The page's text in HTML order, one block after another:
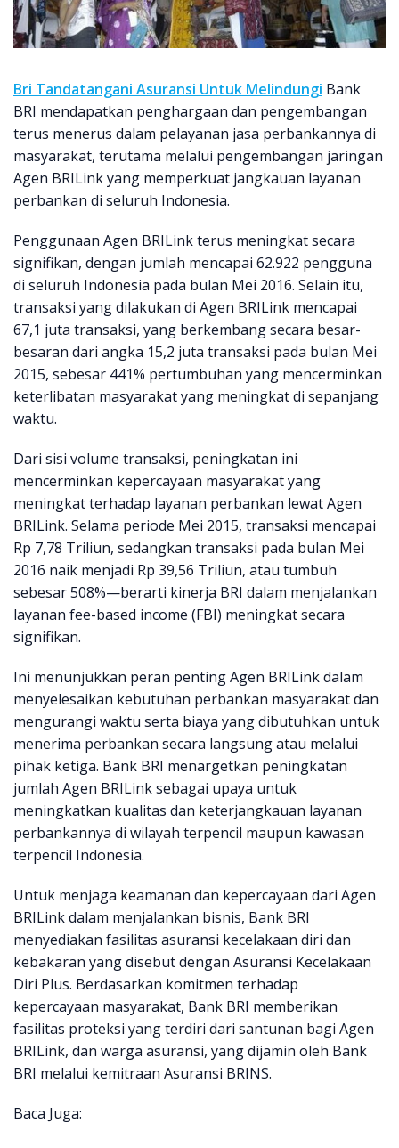
Bri Tandatangani Asuransi Untuk Melindungi Bank
BRI mendapatkan penghargaan dan pengembangan
terus menerus dalam pelayanan jasa perbankannya di
masyarakat, terutama melalui pengembangan jaringan
Agen BRILink yang memperkuat jangkauan layanan
perbankan di seluruh Indonesia.
Penggunaan Agen BRILink terus meningkat secara
signifikan, dengan jumlah mencapai 62.922 pengguna
di seluruh Indonesia pada bulan Mei 2016. Selain itu,
transaksi yang dilakukan di Agen BRILink mencapai
67,1 juta transaksi, yang berkembang secara besar-
besaran dari angka 15,2 juta transaksi pada bulan Mei
2015, sebesar 441% pertumbuhan yang mencerminkan
keterlibatan masyarakat yang meningkat di sepanjang
waktu.
Dari sisi volume transaksi, peningkatan ini
mencerminkan kepercayaan masyarakat yang
meningkat terhadap layanan perbankan lewat Agen
BRILink. Selama periode Mei 2015, transaksi mencapai
Rp 7,78 Triliun, sedangkan transaksi pada bulan Mei
2016 naik menjadi Rp 39,56 Triliun, atau tumbuh
sebesar 508%—berarti kinerja BRI dalam menjalankan
layanan fee-based income (FBI) meningkat secara
signifikan.
Ini menunjukkan peran penting Agen BRILink dalam
menyelesaikan kebutuhan perbankan masyarakat dan
mengurangi waktu serta biaya yang dibutuhkan untuk
menerima perbankan secara langsung atau melalui
pihak ketiga. Bank BRI menargetkan peningkatan
jumlah Agen BRILink sebagai upaya untuk
meningkatkan kualitas dan keterjangkauan layanan
perbankannya di wilayah terpencil maupun kawasan
terpencil Indonesia.
Untuk menjaga keamanan dan kepercayaan dari Agen
BRILink dalam menjalankan bisnis, Bank BRI
menyediakan fasilitas asuransi kecelakaan diri dan
kebakaran yang disebut dengan Asuransi Kecelakaan
Diri Plus. Berdasarkan komitmen terhadap
kepercayaan masyarakat, Bank BRI memberikan
fasilitas proteksi yang terdiri dari santunan bagi Agen
BRILink, dan warga asuransi, yang dijamin oleh Bank
BRI melalui kemitraan Asuransi BRINS.
Baca Juga: